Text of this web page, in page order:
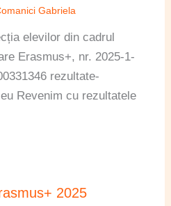
Gabriela
elevilor din cadrul
Erasmus+, nr. 2025-1-
rezultate-
Revenim cu rezultatele
2025